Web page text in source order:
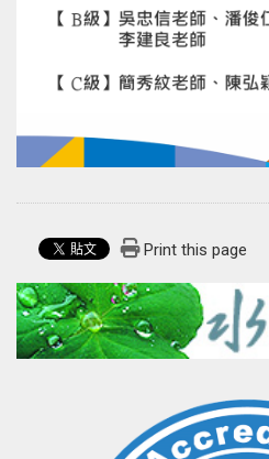
Print this page